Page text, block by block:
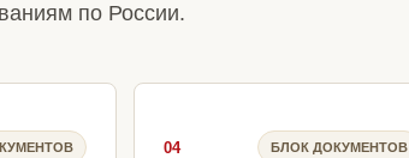
по России.
04 БЛОК ДОКУМЕНТОВ